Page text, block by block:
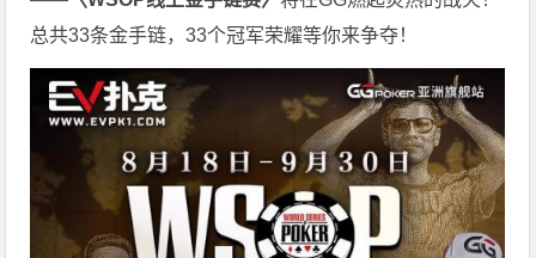
总共33条金手链，33个冠军荣耀等你来争夺！